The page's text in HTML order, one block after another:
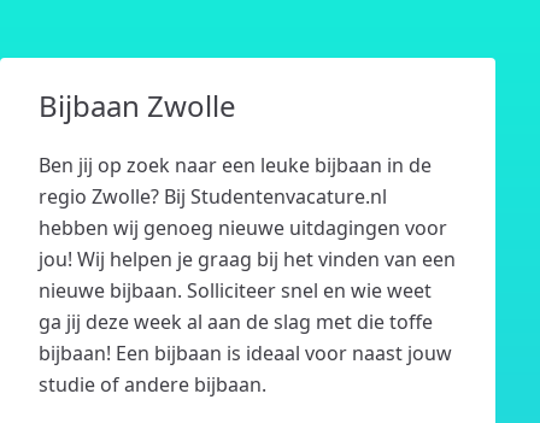
Bijbaan Zwolle
Ben jij op zoek naar een leuke bijbaan in de
regio Zwolle? Bij Studentenvacature.nl
hebben wij genoeg nieuwe uitdagingen voor
jou! Wij helpen je graag bij het vinden van een
nieuwe bijbaan. Solliciteer snel en wie weet
ga jij deze week al aan de slag met die toffe
bijbaan! Een bijbaan is ideaal voor naast jouw
studie of andere bijbaan.